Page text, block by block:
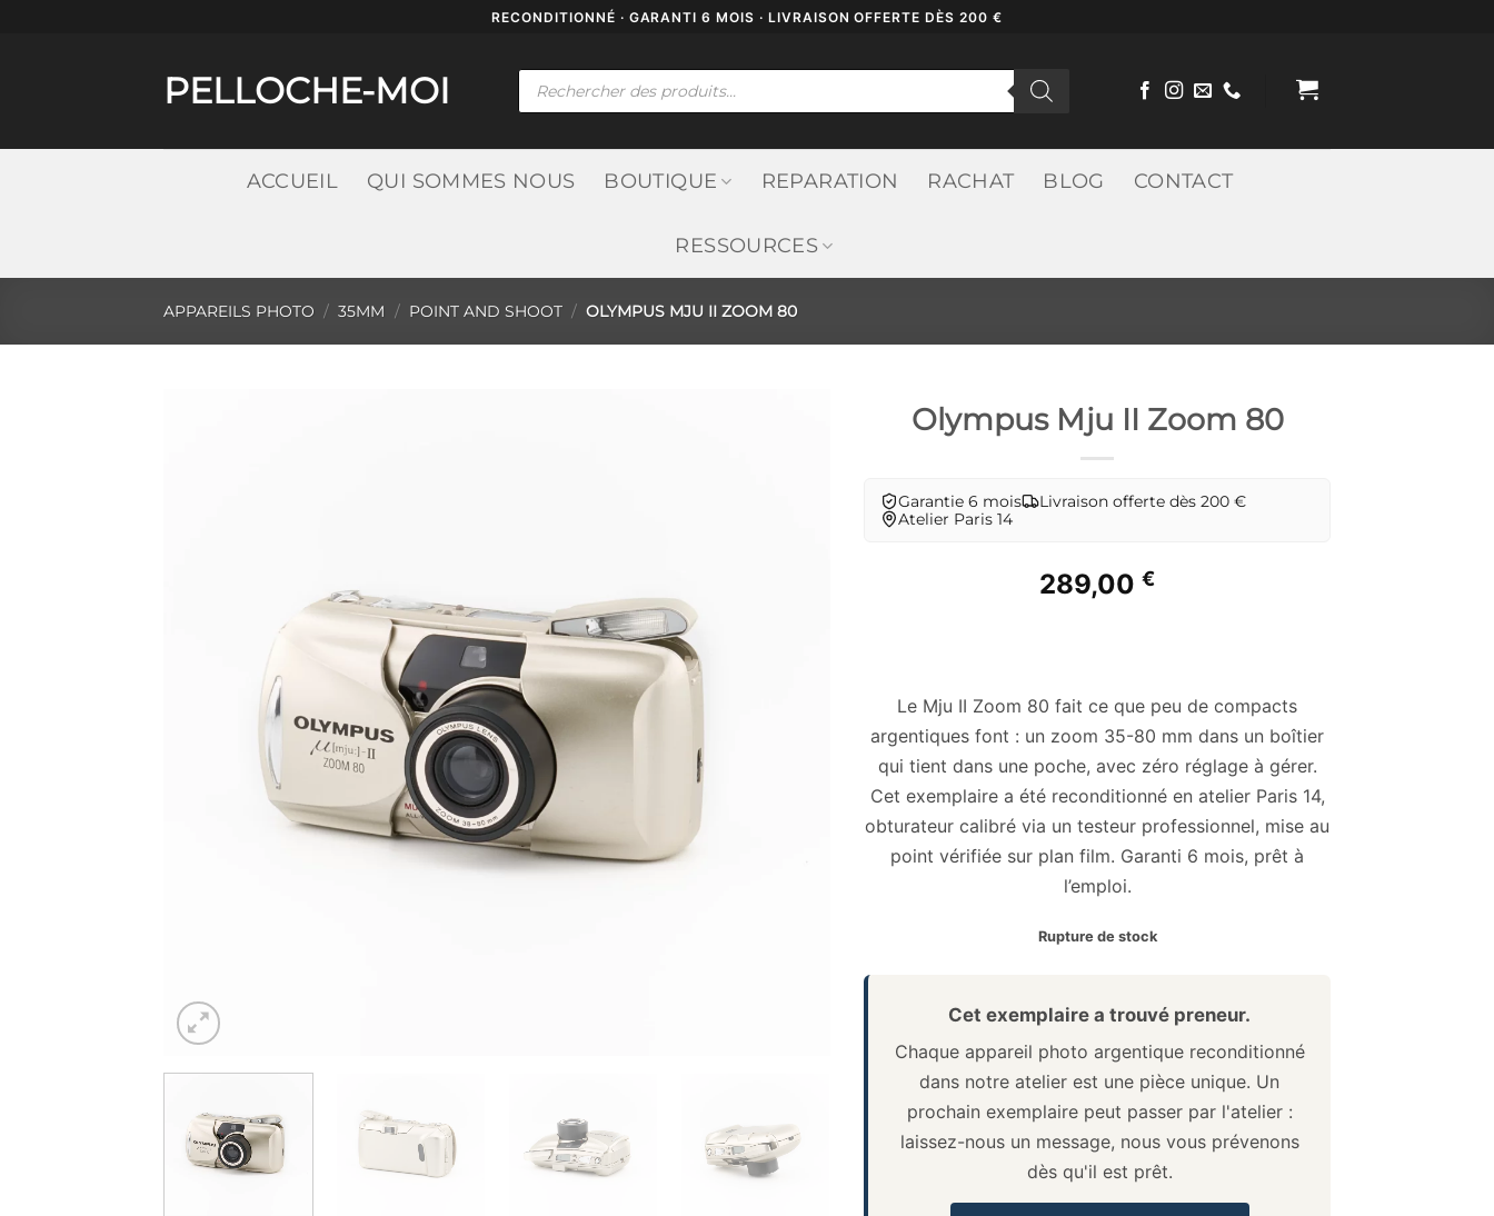
RECONDITIONNÉ · GARANTI 6 MOIS · LIVRAISON OFFERTE DÈS 200 €
PELLOCHE-MOI
Recherche
ACCUEIL QUI SOMMES NOUS BOUTIQUE REPARATION RACHAT BLOG CONTACT
RESSOURCES
APPAREILS PHOTO / 35MM / POINT AND SHOOT / OLYMPUS MJU II ZOOM 80
Olympus Mju II Zoom 80
Garantie 6 mois
Livraison offerte dès 200 €
Atelier Paris 14
289,00 €
Le Mju II Zoom 80 fait ce que peu de compacts
argentiques font : un zoom 35-80 mm dans un boîtier
qui tient dans une poche, avec zéro réglage à gérer.
Cet exemplaire a été reconditionné en atelier Paris 14,
obturateur calibré via un testeur professionnel, mise au
point vérifiée sur plan film. Garanti 6 mois, prêt à
l’emploi.
Rupture de stock
Cet exemplaire a trouvé preneur.
Chaque appareil photo argentique reconditionné
dans notre atelier est une pièce unique. Un
prochain exemplaire peut passer par l'atelier :
laissez-nous un message, nous vous prévenons
dès qu'il est prêt.